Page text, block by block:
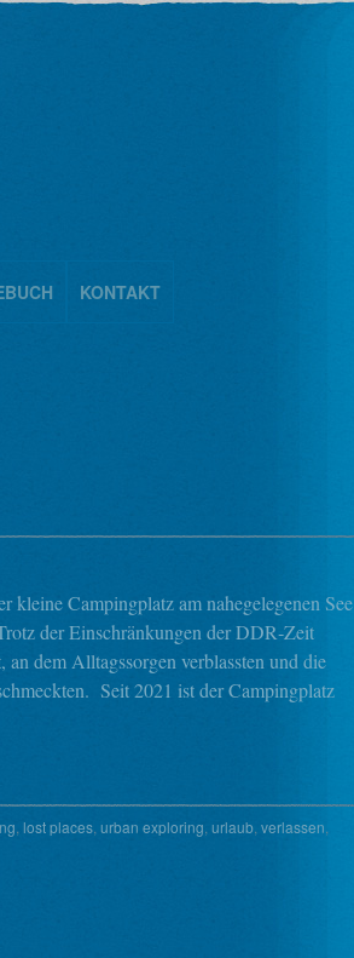
KONTAKT
kleine Campingplatz am nahegelegenen See
der Einschränkungen der DDR‑Zeit
dem Alltagssorgen verblassten und die
Seit 2021 ist der Campingplatz
, lost places urban exploring urlaub verlassen,